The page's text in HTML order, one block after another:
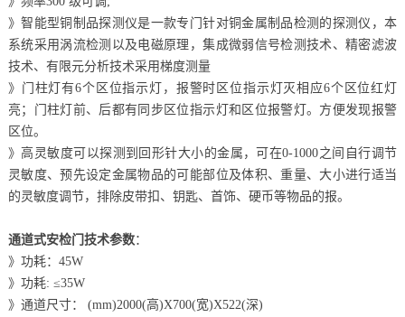
》智能型铜制品探测仪是一款专门针对铜金属制品检测的探测仪，本
系统采用涡流检测以及电磁原理，集成微弱信号检测技术、精密滤波
技术、有限元分析技术采用梯度测量
》门柱灯有6个区位指示灯，报警时区位指示灯灭相应6个区位红灯
亮；门柱灯前、后都有同步区位指示灯和区位报警灯。方便发现报警
区位。
》高灵敏度可以探测到回形针大小的金属，可在0-1000之间自行调节
灵敏度、预先设定金属物品的可能部位及体积、重量、大小进行适当
的灵敏度调节，排除皮带扣、钥匙、首饰、硬币等物品的报。
通道式安检门技术参数：
》功耗：45W
》功耗: ≤35W
》通道尺寸： (mm)2000(高)X700(宽)X522(深)